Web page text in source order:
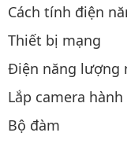
Cách tính điện
Thiết bị mạng
Điện năng lượng
Lắp camera
Bộ đàm